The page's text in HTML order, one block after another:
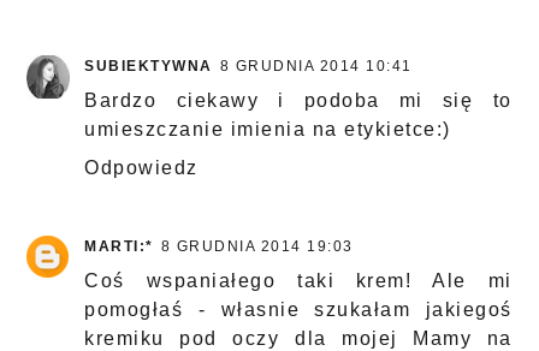
SUBIEKTYWNA 8 GRUDNIA 2014 10:41
Bardzo ciekawy i podoba mi się to
umieszczanie imienia na etykietce:)
Odpowiedz
MARTI:* 8 GRUDNIA 2014 19:03
Coś wspaniałego taki krem! Ale mi
pomogłaś - własnie szukałam jakiegoś
kremiku pod oczy dla mojej Mamy na